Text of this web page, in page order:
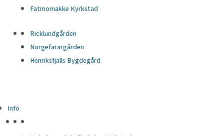
Fatmomakke Kyrkstad
Ricklundgården
Norgefarargården
Henriksfjälls Bygdegård
Info